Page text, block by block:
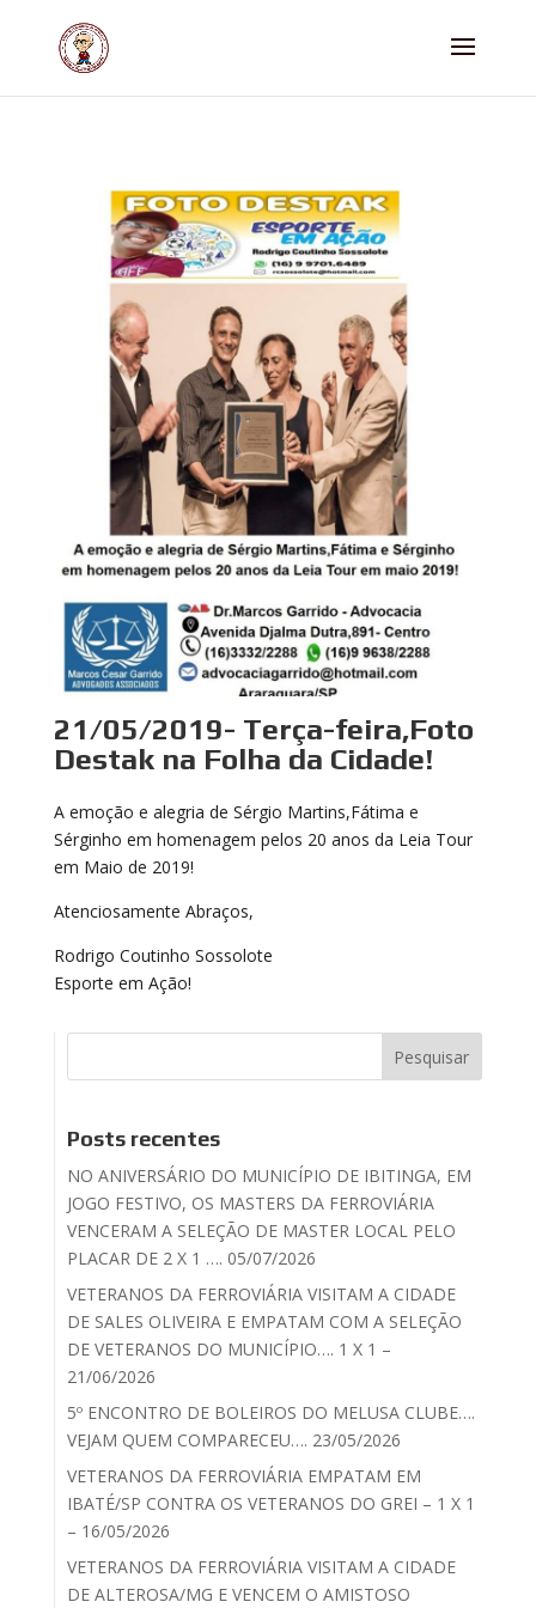
21/05/2019- Terça-feira,Foto
Destak na Folha da Cidade!
A emoção e alegria de Sérgio Martins,Fátima e
Sérginho em homenagem pelos 20 anos da Leia Tour
em Maio de 2019!
Atenciosamente Abraços,
Rodrigo Coutinho Sossolote
Esporte em Ação!
Posts recentes
NO ANIVERSÁRIO DO MUNICÍPIO DE IBITINGA, EM
JOGO FESTIVO, OS MASTERS DA FERROVIÁRIA
VENCERAM A SELEÇÃO DE MASTER LOCAL PELO
PLACAR DE 2 X 1 …. 05/07/2026
VETERANOS DA FERROVIÁRIA VISITAM A CIDADE
DE SALES OLIVEIRA E EMPATAM COM A SELEÇÃO
DE VETERANOS DO MUNICÍPIO…. 1 X 1 –
21/06/2026
5º ENCONTRO DE BOLEIROS DO MELUSA CLUBE….
VEJAM QUEM COMPARECEU…. 23/05/2026
VETERANOS DA FERROVIÁRIA EMPATAM EM
IBATÉ/SP CONTRA OS VETERANOS DO GREI – 1 X 1
– 16/05/2026
VETERANOS DA FERROVIÁRIA VISITAM A CIDADE
DE ALTEROSA/MG E VENCEM O AMISTOSO